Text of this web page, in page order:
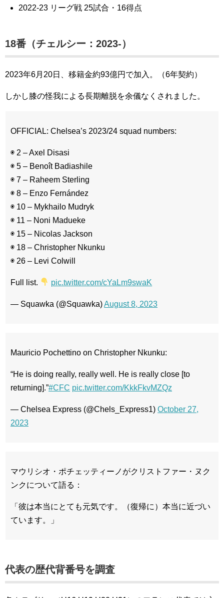
2022-23 リーグ戦 25試合・16得点
18番（チェルシー：2023-）
2023年6月20日、移籍金約93億円で加入。（6年契約）
しかし膝の怪我による長期離脱を余儀なくされました。
OFFICIAL: Chelsea’s 2023/24 squad numbers:
◉ 2 – Axel Disasi
◉ 5 – Benoît Badiashile
◉ 7 – Raheem Sterling
◉ 8 – Enzo Fernández
◉ 10 – Mykhailo Mudryk
◉ 11 – Noni Madueke
◉ 15 – Nicolas Jackson
◉ 18 – Christopher Nkunku
◉ 26 – Levi Colwill
Full list. pic.twitter.com/cYaLm9swaK
— Squawka (@Squawka)August 8, 2023
Mauricio Pochettino on Christopher Nkunku:
“He is doing really, really well. He is really close [to
returning].”#CFC pic.twitter.com/KkkFkvMZQz
— Chelsea Express (@Chels_Express1) October 27,
2023
マウリシオ・ポチェッティーノがクリストファー・ヌク
ンクについて語る：
「彼は本当にとても元気です。（復帰に）本当に近づい
ています。」
代表の歴代背番号を調査